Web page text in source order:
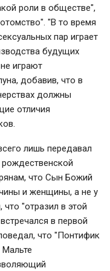
роли в обществе",
"В то время
пар играет
будущих
играют
добавив, что в
должны
отличия
лишь передавал
что Сын Божий
и женщины, а не у
"отразил в этой
в первой
что "Понтифик